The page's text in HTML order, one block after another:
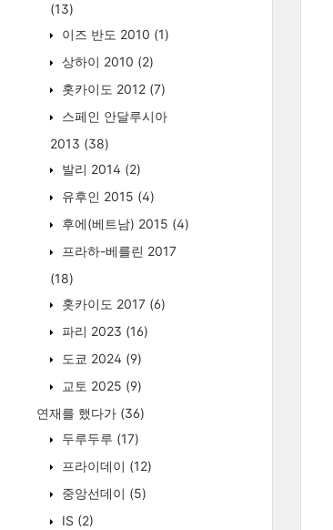
(13)
이즈 반도 2010 (1)
상하이 2010 (2)
홋카이도 2012 (7)
스페인 안달루시아
2013 (38)
발리 2014 (2)
유후인 2015 (4)
후에(베트남) 2015 (4)
프라하-베를린 2017
(18)
홋카이도 2017 (6)
파리 2023 (16)
도쿄 2024 (9)
교토 2025 (9)
연재를 했다가 (36)
두루두루 (17)
프라이데이 (12)
중앙선데이 (5)
IS (2)